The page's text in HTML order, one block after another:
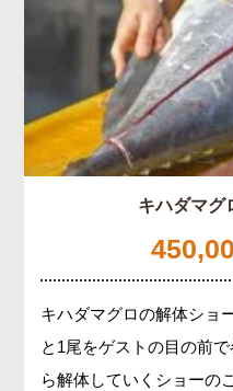
キハダマグ
キハダマグロの解体ショ
と1尾をゲストの目の前
ら解体していくショーの